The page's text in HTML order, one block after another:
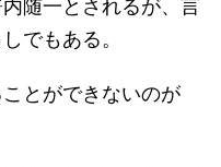
随一とされるが、言
でもある。
とができないのが